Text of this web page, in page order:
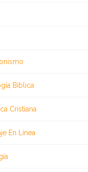
Bíblica
Cristiana
En Línea